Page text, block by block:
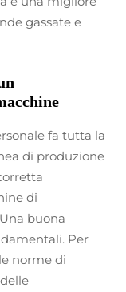
gassate e
fa tutta la
di produzione
di
buona
Per
norme di